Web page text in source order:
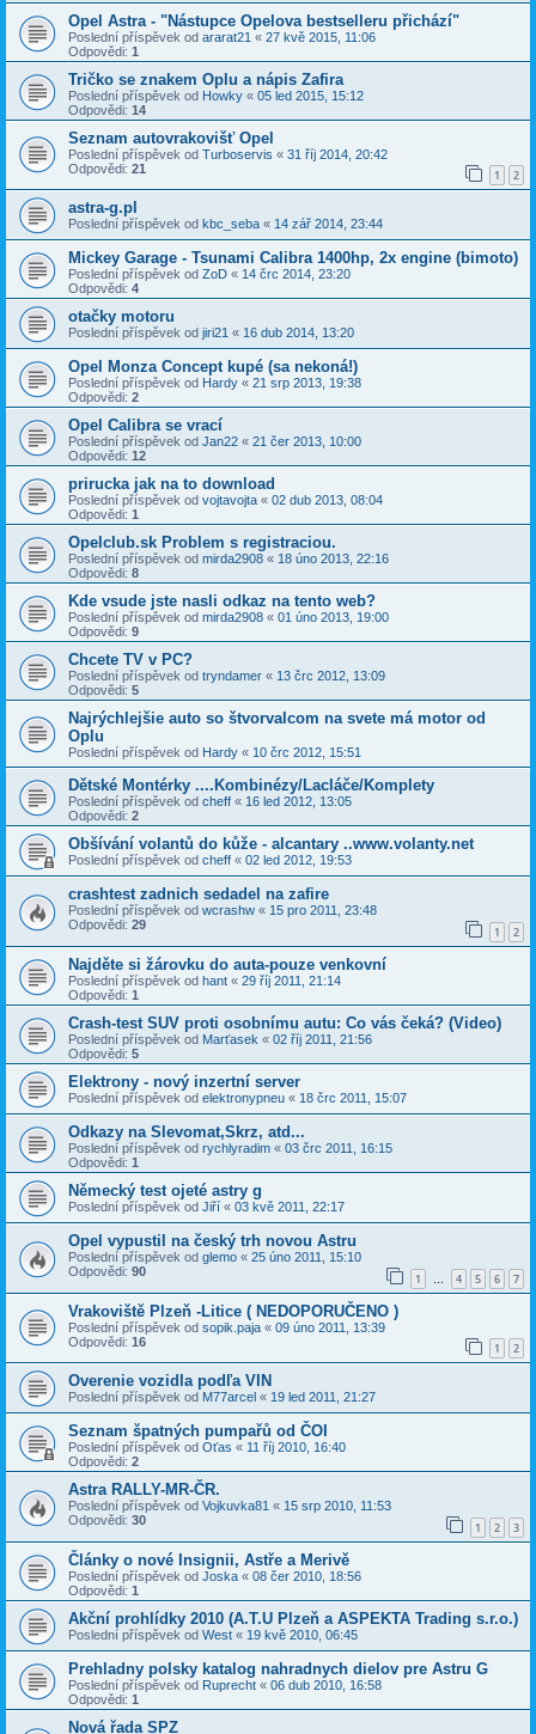
Opel Astra - "Nástupce Opelova bestselleru přichází"
Poslední příspěvek od ararat21 « 27 kvě 2015, 11:06
Odpovědi: 1
Tričko se znakem Oplu a nápis Zafira
Poslední příspěvek od Howky « 05 led 2015, 15:12
Odpovědi: 14
Seznam autovrakovišť Opel
Poslední příspěvek od Turboservis « 31 říj 2014, 20:42
Odpovědi: 21 1 2
astra-g.pl
Poslední příspěvek od kbc_seba « 14 zář 2014, 23:44
Mickey Garage - Tsunami Calibra 1400hp, 2x engine (bimoto)
Poslední příspěvek od ZoD « 14 črc 2014, 23:20
Odpovědi: 4
otačky motoru
Poslední příspěvek od jiri21 « 16 dub 2014, 13:20
Opel Monza Concept kupé (sa nekoná!)
Poslední příspěvek od Hardy « 21 srp 2013, 19:38
Odpovědi: 2
Opel Calibra se vrací
Poslední příspěvek od Jan22 « 21 čer 2013, 10:00
Odpovědi: 12
prirucka jak na to download
Poslední příspěvek od vojtavojta « 02 dub 2013, 08:04
Odpovědi: 1
Opelclub.sk Problem s registraciou.
Poslední příspěvek od mirda2908 « 18 úno 2013, 22:16
Odpovědi: 8
Kde vsude jste nasli odkaz na tento web?
Poslední příspěvek od mirda2908 « 01 úno 2013, 19:00
Odpovědi: 9
Chcete TV v PC?
Poslední příspěvek od tryndamer « 13 črc 2012, 13:09
Odpovědi: 5
Najrýchlejšie auto so štvorvalcom na svete má motor od
Oplu
Poslední příspěvek od Hardy « 10 črc 2012, 15:51
Dětské Montérky ....Kombinézy/Lacláče/Komplety
Poslední příspěvek od cheff « 16 led 2012, 13:05
Odpovědi: 2
Obšívání volantů do kůže - alcantary ..www.volanty.net
Poslední příspěvek od cheff « 02 led 2012, 19:53
crashtest zadnich sedadel na zafire
Poslední příspěvek od wcrashw « 15 pro 2011, 23:48
Odpovědi: 29 1 2
Najděte si žárovku do auta-pouze venkovní
Poslední příspěvek od hant « 29 říj 2011, 21:14
Odpovědi: 1
Crash-test SUV proti osobnímu autu: Co vás čeká? (Video)
Poslední příspěvek od Marťasek « 02 říj 2011, 21:56
Odpovědi: 5
Elektrony - nový inzertní server
Poslední příspěvek od elektronypneu « 18 črc 2011, 15:07
Odkazy na Slevomat,Skrz, atd...
Poslední příspěvek od rychlyradim « 03 črc 2011, 16:15
Odpovědi: 1
Německý test ojeté astry g
Poslední příspěvek od Jiří « 03 kvě 2011, 22:17
Opel vypustil na český trh novou Astru
Poslední příspěvek od glemo « 25 úno 2011, 15:10
Odpovědi: 90 1 … 4 5 6 7
Vrakoviště Plzeň -Litice ( NEDOPORUČENO )
Poslední příspěvek od sopik.paja « 09 úno 2011, 13:39
Odpovědi: 16 1 2
Overenie vozidla podľa VIN
Poslední příspěvek od M77arcel « 19 led 2011, 21:27
Seznam špatných pumpařů od ČOI
Poslední příspěvek od Oťas « 11 říj 2010, 16:40
Odpovědi: 2
Astra RALLY-MR-ČR.
Poslední příspěvek od Vojkuvka81 « 15 srp 2010, 11:53
Odpovědi: 30 1 2 3
Články o nové Insignii, Astře a Merivě
Poslední příspěvek od Joska « 08 čer 2010, 18:56
Odpovědi: 1
Akční prohlídky 2010 (A.T.U Plzeň a ASPEKTA Trading s.r.o.)
Poslední příspěvek od West « 19 kvě 2010, 06:45
Prehladny polsky katalog nahradnych dielov pre Astru G
Poslední příspěvek od Ruprecht « 06 dub 2010, 16:58
Odpovědi: 1
Nová řada SPZ